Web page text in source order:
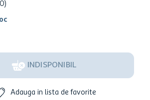
0)
INDISPONIBIL
Adauga in lista de favorite